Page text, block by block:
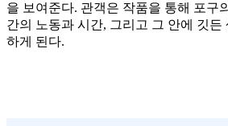
을 보여준다. 관객은 작품을 통해 포구
간의 노동과 시간, 그리고 그 안에 깃든
하게 된다.